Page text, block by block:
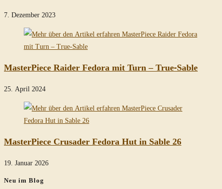
7. Dezember 2023
MasterPiece Raider Fedora mit Turn – True-Sable
25. April 2024
MasterPiece Crusader Fedora Hut in Sable 26
19. Januar 2026
Neu im Blog